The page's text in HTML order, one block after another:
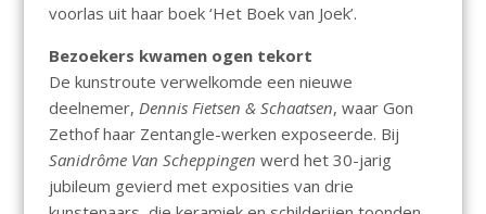
voorlas uit haar boek ‘Het Boek van Joek’.
Bezoekers kwamen ogen tekort
De kunstroute verwelkomde een nieuwe
deelnemer, Dennis Fietsen & Schaatsen, waar Gon
Zethof haar Zentangle-werken exposeerde. Bij
Sanidrôme Van Scheppingen werd het 30-jarig
jubileum gevierd met exposities van drie